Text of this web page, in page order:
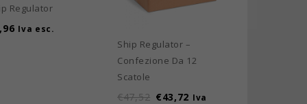
Regulator
Iva esc.
Ship Regulator –
Confezione Da 12
Scatole
€47,52 €43,72 Iva